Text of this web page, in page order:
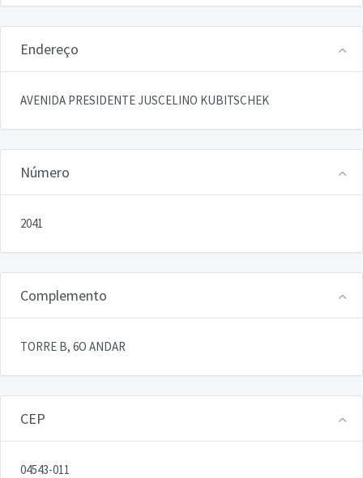
Endereço
AVENIDA PRESIDENTE JUSCELINO KUBITSCHEK
Número
2041
Complemento
TORRE B, 6O ANDAR
CEP
04543-011